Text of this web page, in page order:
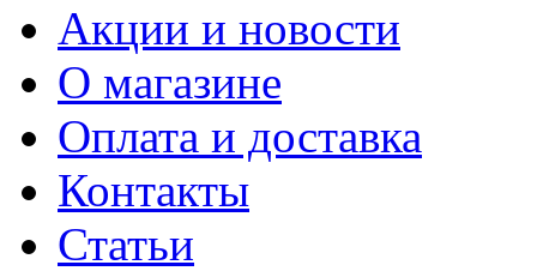
Акции и новости
О магазине
Оплата и доставка
Контакты
Статьи